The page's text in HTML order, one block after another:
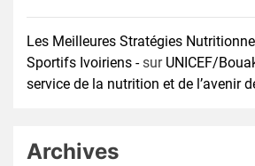
Les Meilleures Stratégies
Sportifs Ivoiriens -sur UNICEF/
service de la nutrition et de l’avenir
Archives